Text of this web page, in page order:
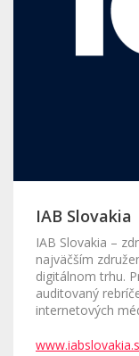
IAB Slovakia
IAB Slovakia –
najväčším
digitálnom trhu.
auditovaný
internetových